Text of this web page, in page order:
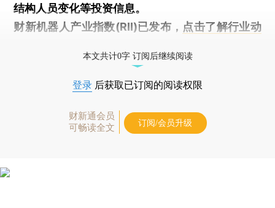
结构人员变化等投资信息。
财新机器人产业指数(RII)已发布， 点击了解行业动
本文共计0字 订阅后继续阅读
登录 后获取已订阅的阅读权限
财新通会员
可畅读全文
订阅/会员升级